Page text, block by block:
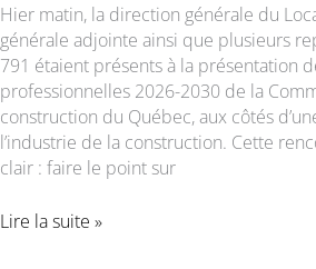
Hier matin, la direction générale du
générale adjointe ainsi que plusieurs
791 étaient présents à la présentation
professionnelles 2026-2030 de la
construction du Québec, aux côtés
l’industrie de la construction. Cette
clair : faire le point sur
L’industrie
Lire la suite »